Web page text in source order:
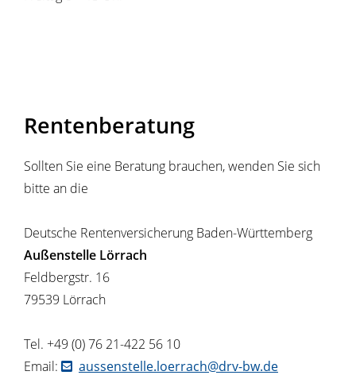
Rentenberatung
Sollten Sie eine Beratung brauchen, wenden Sie sich
bitte an die
Deutsche Rentenversicherung Baden-Württemberg
Außenstelle Lörrach
Feldbergstr. 16
79539 Lörrach
Tel. +49 (0) 76 21-422 56 10
Email:
aussenstelle.loerrach@drv-bw.de